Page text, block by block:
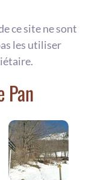
ce site ne sont
les utiliser
Pan